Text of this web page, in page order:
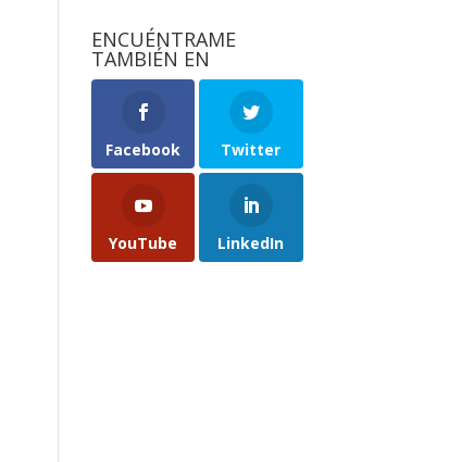
ENCUÉNTRAME
TAMBIÉN EN
Facebook Twitter
YouTube LinkedIn